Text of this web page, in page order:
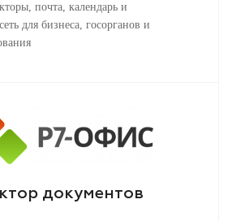
почта, календарь и
для бизнеса, госорганов и
документов